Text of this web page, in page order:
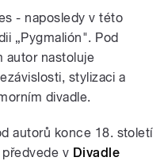
- naposledy v této
„Pygmalión". Pod
autor nastoluje
stylizaci a
divadle.
autorů konce 18. století
v Divadle